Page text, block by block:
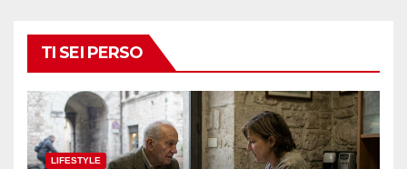
TI SEI PERSO
LIFESTYLE